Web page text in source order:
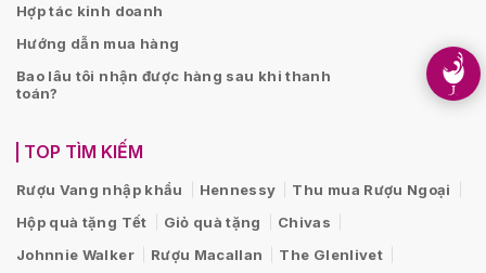
Hợp tác kinh doanh
Hướng dẫn mua hàng
Bao lâu tôi nhận được hàng sau khi thanh
toán?
TOP TÌM KIẾM
Rượu Vang nhập khẩu Hennessy
Thu mua Rượu Ngoại
Hộp quà tặng Tết
Giỏ quà tặng
Chivas
Johnnie Walker
Rượu Macallan
The Glenlivet